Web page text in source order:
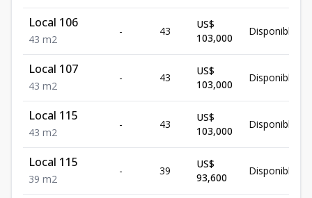
Local 106
43 m2
- 43
US$
103,000
Disponible
Local 107
43 m2
- 43
US$
103,000
Disponible
Local 115
43 m2
- 43
US$
103,000
Disponible
Local 115
39 m2
- 39
US$
93,600
Disponible